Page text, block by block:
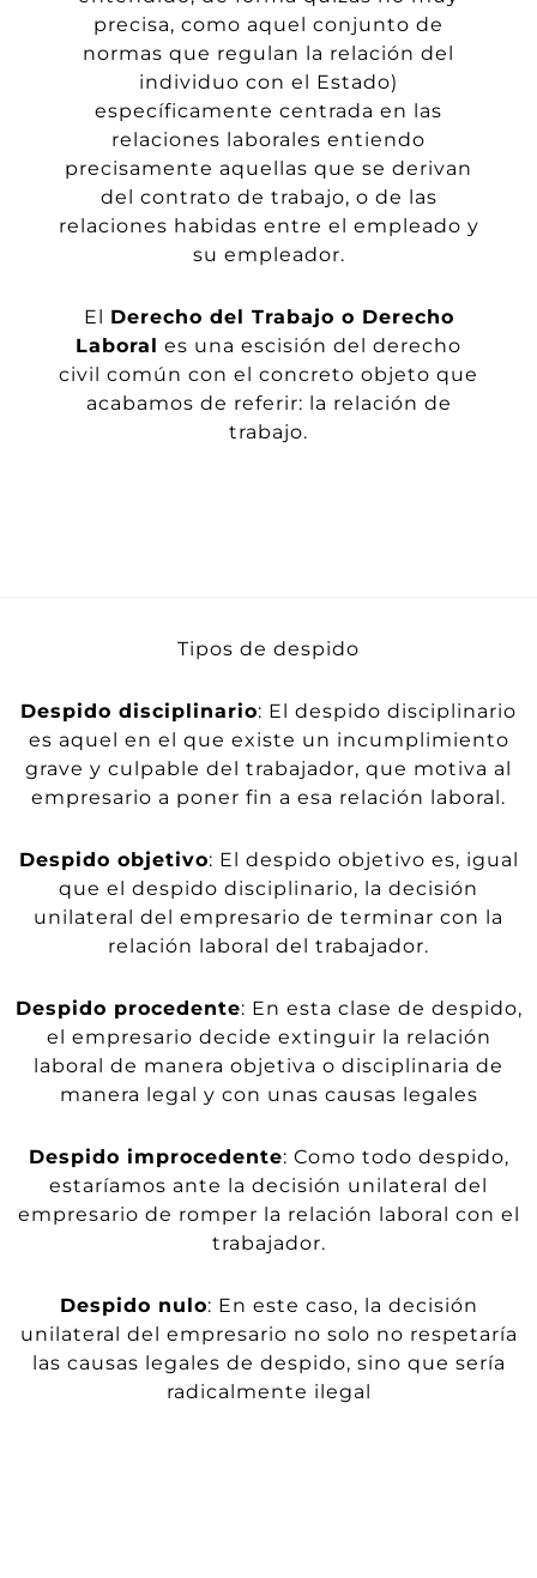
precisa, como aquel conjunto de
normas que regulan la relación del
individuo con el Estado)
específicamente centrada en las
relaciones laborales entiendo
precisamente aquellas que se derivan
del contrato de trabajo, o de las
relaciones habidas entre el empleado y
su empleador.
El Derecho del Trabajo o Derecho
Laboral es una escisión del derecho
civil común con el concreto objeto que
acabamos de referir: la relación de
trabajo.
Tipos de despido
Despido disciplinario: El despido disciplinario
es aquel en el que existe un incumplimiento
grave y culpable del trabajador, que motiva al
empresario a poner fin a esa relación laboral.
Despido objetivo: El despido objetivo es, igual
que el despido disciplinario, la decisión
unilateral del empresario de terminar con la
relación laboral del trabajador.
Despido procedente: En esta clase de despido,
el empresario decide extinguir la relación
laboral de manera objetiva o disciplinaria de
manera legal y con unas causas legales
Despido improcedente: Como todo despido,
estaríamos ante la decisión unilateral del
empresario de romper la relación laboral con el
trabajador.
Despido nulo: En este caso, la decisión
unilateral del empresario no solo no respetaría
las causas legales de despido, sino que sería
radicalmente ilegal